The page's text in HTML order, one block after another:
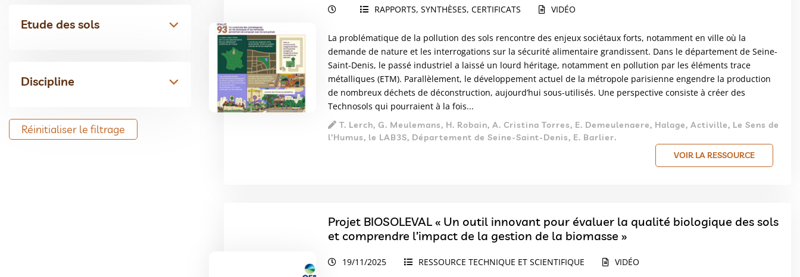
Etude des sols
Discipline
Réinitialiser le filtrage
RAPPORTS, SYNTHÈSES, CERTIFICATS VIDÉO
La problématique de la pollution des sols rencontre des enjeux sociétaux forts, notamment en ville où la
demande de nature et les interrogations sur la sécurité alimentaire grandissent. Dans le département de Seine-
Saint-Denis, le passé industriel a laissé un lourd héritage, notamment en pollution par les éléments trace
métalliques (ETM). Parallèlement, le développement actuel de la métropole parisienne engendre la production
de nombreux déchets de déconstruction, aujourd’hui sous-utilisés. Une perspective consiste à créer des
Technosols qui pourraient à la fois...
T. Lerch, G. Meulemans, H. Robain, A. Cristina Torres, E. Demeulenaere, Halage, Activille, Le Sens de
l’Humus, le LAB3S, Département de Seine-Saint-Denis, E. Barlier.
VOIR LA RESSOURCE
Projet BIOSOLEVAL « Un outil innovant pour évaluer la qualité biologique des sols
et comprendre l’impact de la gestion de la biomasse »
19/11/2025 RESSOURCE TECHNIQUE ET SCIENTIFIQUE VIDÉO